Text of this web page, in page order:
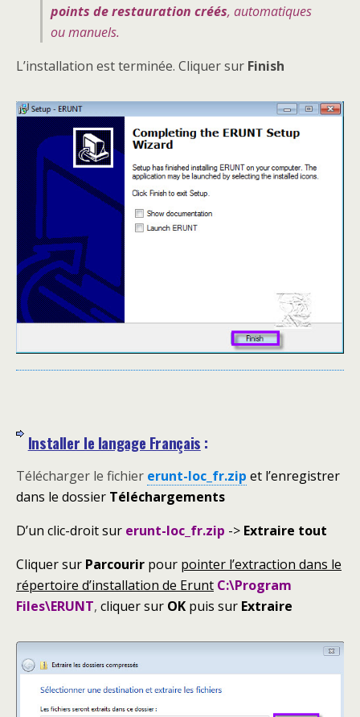
points de restauration créés, automatiques
ou manuels.
L’installation est terminée. Cliquer sur Finish
Installer le langage Français :
Télécharger le fichier erunt-loc_fr.zip et l’enregistrer
dans le dossier Téléchargements
D’un clic-droit sur erunt-loc_fr.zip -> Extraire tout
Cliquer sur Parcourir pour pointer l’extraction dans le
répertoire d’installation de Erunt C:\Program
Files\ERUNT, cliquer sur OK puis sur Extraire